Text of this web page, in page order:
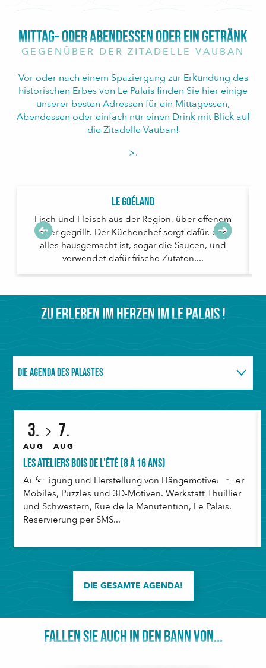
MITTAG- ODER ABENDESSEN ODER EIN GETRÄNK
GEGENÜBER DER ZITADELLE VAUBAN
Vor oder nach einem Spaziergang zur Erkundung des
historischen Erbes von Le Palais finden Sie hier einige
unserer besten Adressen für ein Mittagessen,
Abendessen oder einfach nur einen Drink mit Blick auf
die Zitadelle Vauban!
>.
Le Goéland
Fisch und Fleisch aus der Region, über offenem
Feuer gegrillt. Der Küchenchef sorgt dafür, dass
alles hausgemacht ist, sogar die Saucen, und
verwendet dafür frische Zutaten....
ZU ERLEBEN IM HERZEN IM LE PALAIS !
DIE AGENDA DES PALASTES
UNTERKÜNFTE IN LE PALAIS
3.
AUG
7.
AUG
Les Ateliers bois de l'été (8 à 16 ans)
Anfertigung und Herstellung von Hängemotiven oder
Mobiles, Puzzles und 3D-Motiven. Werkstatt Thuillier
und Schwestern, Rue de la Manutention, Le Palais.
Reservierung per SMS...
DIE GESAMTE AGENDA!
FALLEN SIE AUCH IN DEN BANN VON...